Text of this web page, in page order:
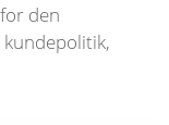
den